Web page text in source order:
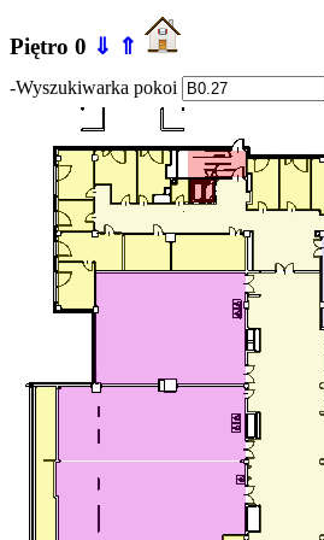
Piętro 0 ⇓ ⇑
-Wyszukiwarka pokoi